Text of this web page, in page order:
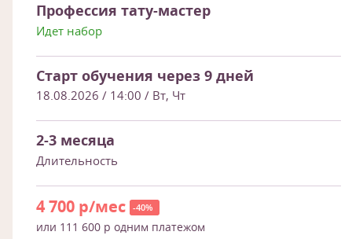
Профессия тату-мастер
Идет набор
Старт обучения через 9 дней
18.08.2026 / 14:00 / Вт, Чт
2-3 месяца
Длительность
4 700 р/мес -40%
или 111 600 р одним платежом